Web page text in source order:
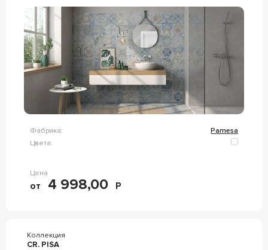
Фабрика:
Pamesa
Цвета:
Цена
от 4 998,00 Р
Коллекция
CR. PISA